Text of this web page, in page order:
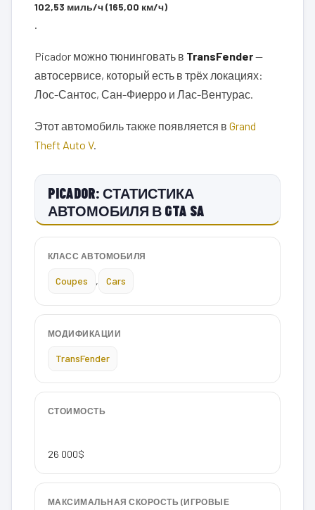
102,53 миль/ч (165,00 км/ч)
.
Picador можно тюнинговать в TransFender—
автосервисе, который есть в трёх локациях:
Лос-Сантос, Сан-Фиерро и Лас-Вентурас.
Этот автомобиль также появляется в Grand
Theft Auto V.
PICADOR: СТАТИСТИКА
АВТОМОБИЛЯ В GTA SA
КЛАСС АВТОМОБИЛЯ
Coupes , Cars
МОДИФИКАЦИИ
TransFender
СТОИМОСТЬ
26 000$
МАКСИМАЛЬНАЯ СКОРОСТЬ (ИГРОВЫЕ